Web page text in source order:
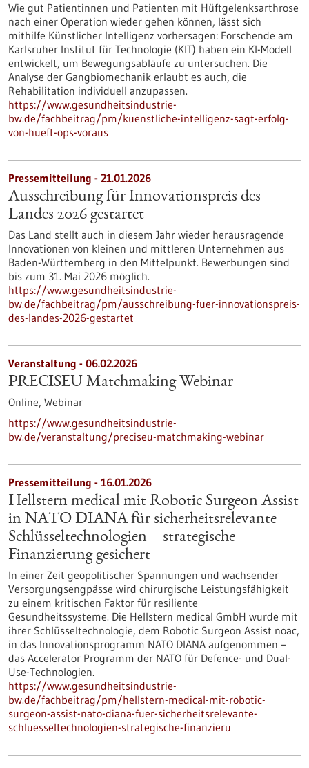
Wie gut Patientinnen und Patienten mit Hüftgelenksarthrose
nach einer Operation wieder gehen können, lässt sich
mithilfe Künstlicher Intelligenz vorhersagen: Forschende am
Karlsruher Institut für Technologie (KIT) haben ein KI-Modell
entwickelt, um Bewegungsabläufe zu untersuchen. Die
Analyse der Gangbiomechanik erlaubt es auch, die
Rehabilitation individuell anzupassen.
https://www.gesundheitsindustrie-
bw.de/fachbeitrag/pm/kuenstliche-intelligenz-sagt-erfolg-
von-hueft-ops-voraus
Pressemitteilung - 21.01.2026
Ausschreibung für Innovationspreis des
Landes 2026 gestartet
Das Land stellt auch in diesem Jahr wieder herausragende
Innovationen von kleinen und mittleren Unternehmen aus
Baden-Württemberg in den Mittelpunkt. Bewerbungen sind
bis zum 31. Mai 2026 möglich.
https://www.gesundheitsindustrie-
bw.de/fachbeitrag/pm/ausschreibung-fuer-innovationspreis-
des-landes-2026-gestartet
Veranstaltung - 06.02.2026
PRECISEU Matchmaking Webinar
Online, Webinar
https://www.gesundheitsindustrie-
bw.de/veranstaltung/preciseu-matchmaking-webinar
Pressemitteilung - 16.01.2026
Hellstern medical mit Robotic Surgeon Assist
in NATO DIANA für sicherheitsrelevante
Schlüsseltechnologien – strategische
Finanzierung gesichert
In einer Zeit geopolitischer Spannungen und wachsender
Versorgungsengpässe wird chirurgische Leistungsfähigkeit
zu einem kritischen Faktor für resiliente
Gesundheitssysteme. Die Hellstern medical GmbH wurde mit
ihrer Schlüsseltechnologie, dem Robotic Surgeon Assist noac,
in das Innovationsprogramm NATO DIANA aufgenommen –
das Accelerator Programm der NATO für Defence- und Dual-
Use-Technologien.
https://www.gesundheitsindustrie-
bw.de/fachbeitrag/pm/hellstern-medical-mit-robotic-
surgeon-assist-nato-diana-fuer-sicherheitsrelevante-
schluesseltechnologien-strategische-finanzieru